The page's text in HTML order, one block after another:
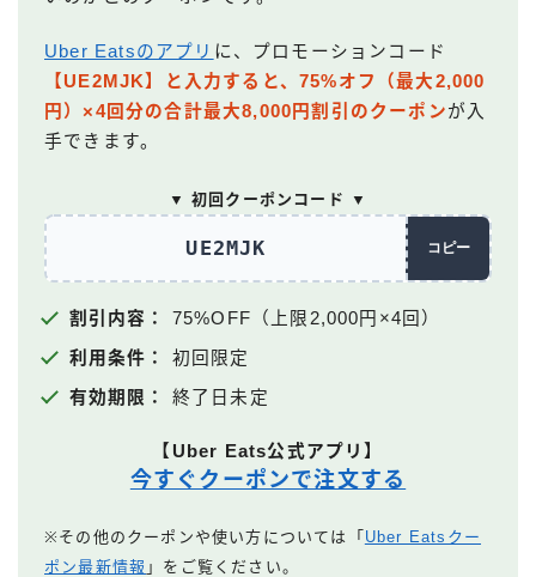
Uber Eatsのアプリ に、プロモーションコード
【UE2MJK】と入力すると、75%オフ（最大2,000
円）×4回分の合計最大8,000円割引のクーポンが入
手できます。
▼ 初回クーポンコード ▼
UE2MJK コピー
割引内容： 75%OFF（上限2,000円×4回）
利用条件： 初回限定
有効期限： 終了日未定
【Uber Eats公式アプリ】
今すぐクーポンで注文する
※その他のクーポンや使い方については「Uber Eatsクー
ポン最新情報 」をご覧ください。